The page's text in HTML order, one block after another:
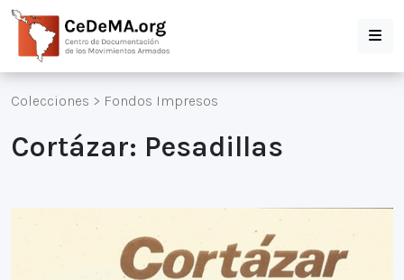
Colecciones > Fondos Impresos
Cortázar: Pesadillas